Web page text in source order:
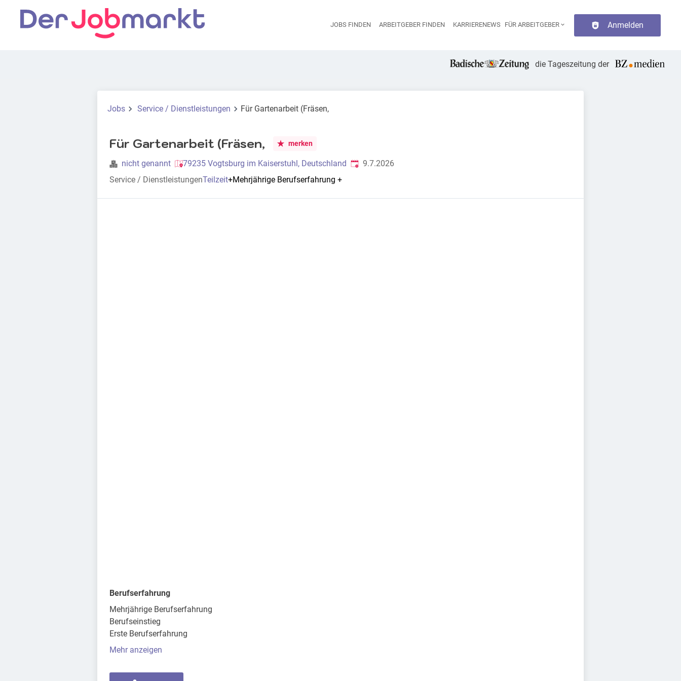
Haupt-Navigation
JOBS FINDEN ARBEITGEBER FINDEN KARRIERENEWS FÜR ARBEITGEBER Anmelden
die Tageszeitung der
Jobs Service / Dienstleistungen Für Gartenarbeit (Fräsen,
Für Gartenarbeit (Fräsen, merken
nicht genannt 79235 Vogtsburg im Kaiserstuhl, Deutschland Veröffentlicht
9.7.2026
Service / DienstleistungenTeilzeit+Mehrjährige Berufserfahrung +
Berufserfahrung
Mehrjährige Berufserfahrung
Berufseinstieg
Erste Berufserfahrung
Mehr anzeigen